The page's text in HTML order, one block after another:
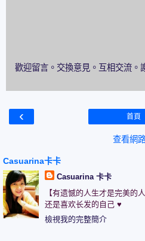
歡迎留言。交換意見。互相交流。
‹ 首頁
查看網
Casuarina卡卡
Casuarina 卡卡
【有遗憾的人生才是完美的
还是喜欢长发的自己 ♥
檢視我的完整簡介